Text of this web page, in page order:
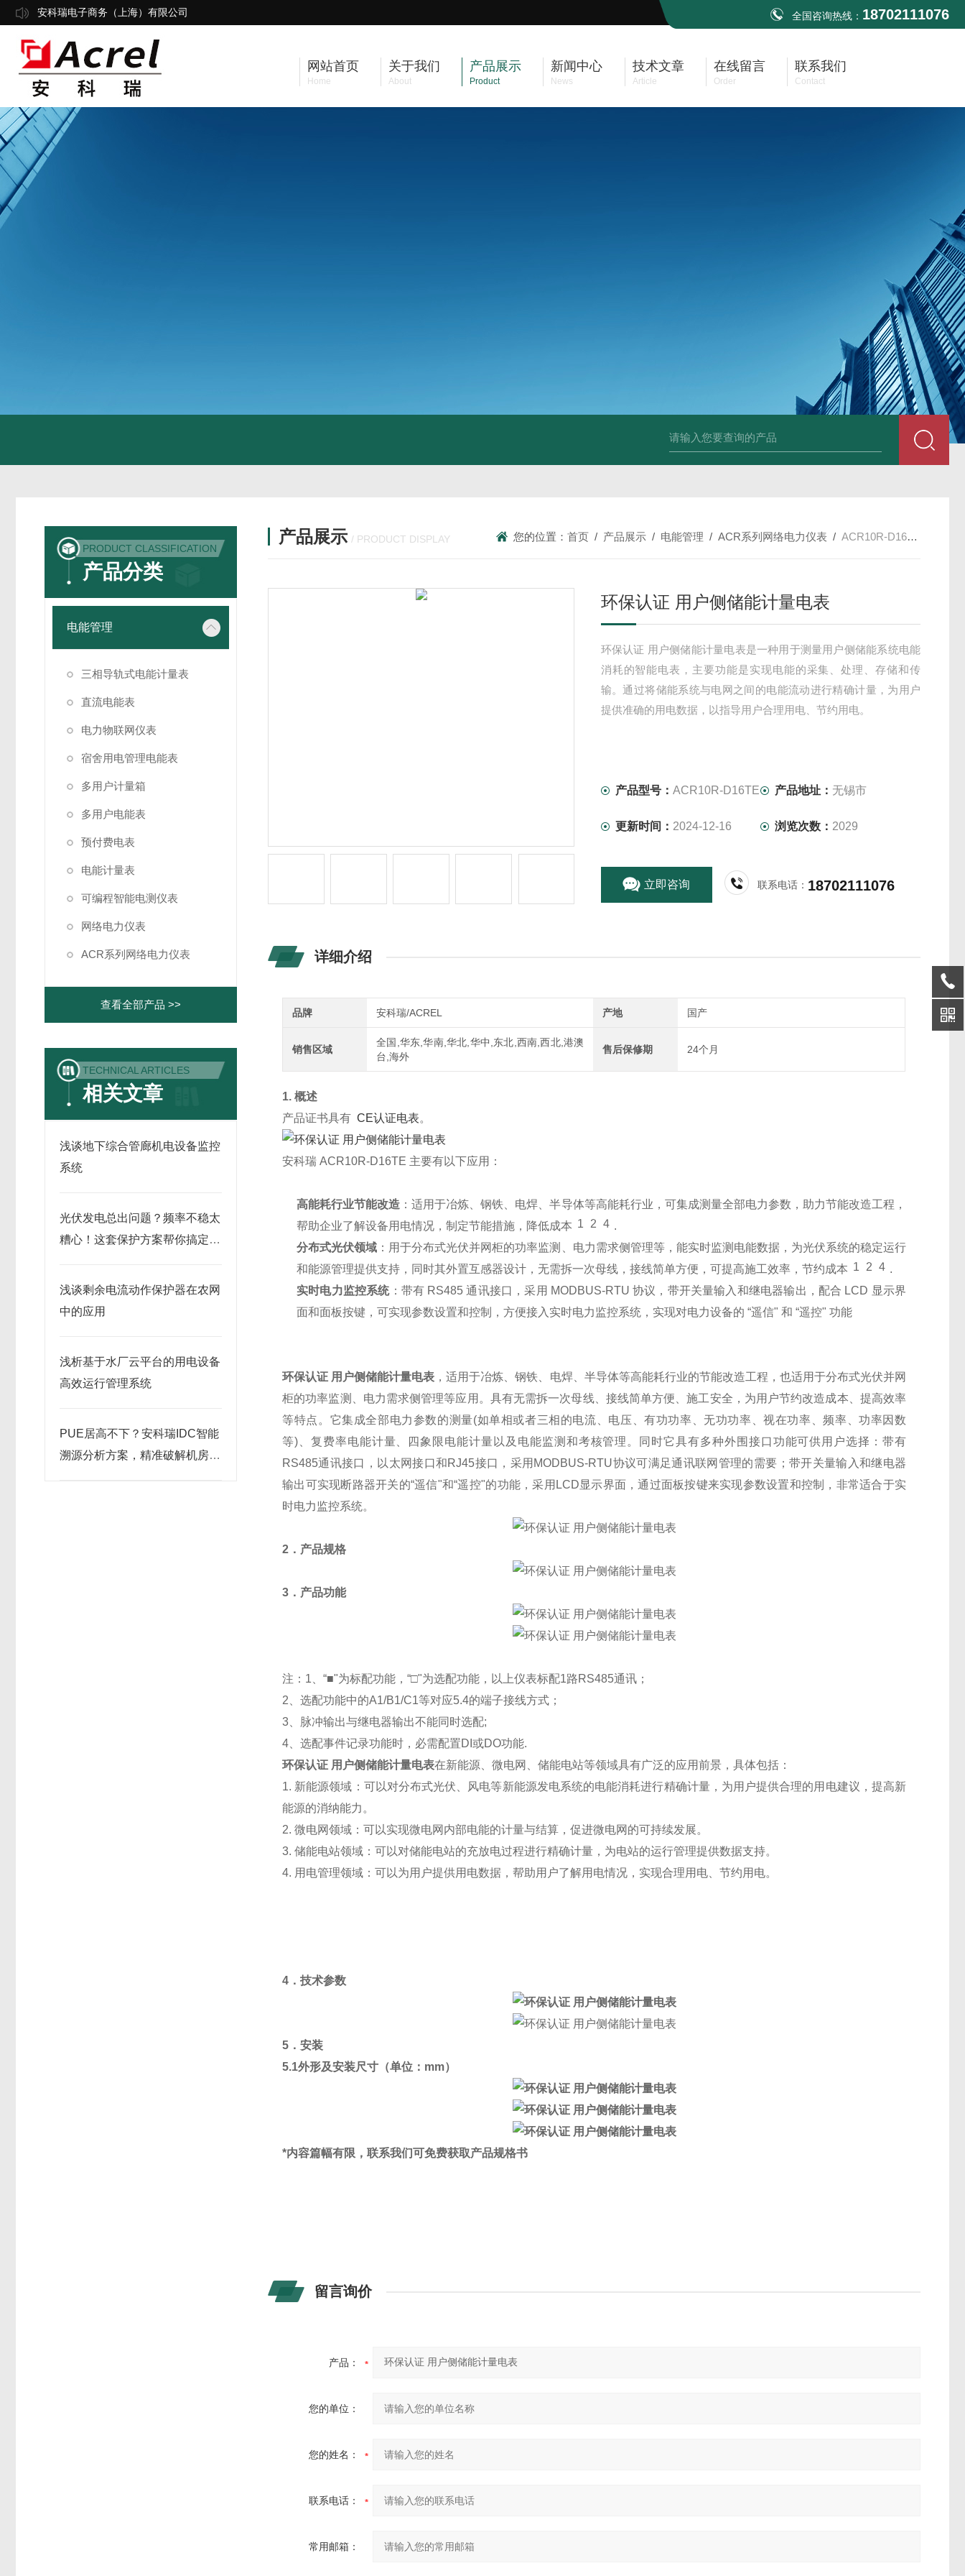
安科瑞电子商务（上海）有限公司 全国咨询热线： 18702111076
网站首页
Home
关于我们
About
产品展示
Product
新闻中心
News
技术文章
Article
在线留言
Order
联系我们
Contact
PRODUCT CLASSIFICATION
产品分类
电能管理
三相导轨式电能计量表
直流电能表
电力物联网仪表
宿舍用电管理电能表
多用户计量箱
多用户电能表
预付费电表
电能计量表
可编程智能电测仪表
网络电力仪表
ACR系列网络电力仪表
查看全部产品 >>
TECHNICAL ARTICLES
相关文章
浅谈地下综合管廊机电设备监控
系统
光伏发电总出问题？频率不稳太
糟心！这套保护方案帮你搞定发
浅谈剩余电流动作保护器在农网
中的应用
浅析基于水厂云平台的用电设备
高效运行管理系统
PUE居高不下？安科瑞IDC智能
溯源分析方案，精准破解机房节
产品展示 / PRODUCT DISPLAY 您的位置：首页 / 产品展示 / 电能管理 /ACR系列网络电力仪表 /ACR10R-D16TE环保认证 用户侧储能计量电表
环保认证 用户侧储能计量电表
环保认证 用户侧储能计量电表是一种用于测量用户侧储能系统电能
消耗的智能电表，主要功能是实现电能的采集、处理、存储和传
输。通过将储能系统与电网之间的电能流动进行精确计量，为用户
提供准确的用电数据，以指导用户合理用电、节约用电。
产品型号： ACR10R-D16TE 产品地址： 无锡市
更新时间： 2024-12-16 浏览次数： 2029
立即咨询 联系电话： 18702111076
详细介绍
品牌 安科瑞/ACREL 产地 国产
销售区域
全国,华东,华南,华北,华中,东北,西南,西北,港澳
台,海外
售后保修期 24个月
1. 概述
产品证书具有 CE认证电表。
安科瑞 ACR10R-D16TE 主要有以下应用：
高能耗行业节能改造 ：适用于冶炼、钢铁、电焊、半导体等高能耗行业，可集成测量全部电力参数，助力节能改造工程，
帮助企业了解设备用电情况，制定节能措施，降低成本 1 2 4 .
分布式光伏领域 ：用于分布式光伏并网柜的功率监测、电力需求侧管理等，能实时监测电能数据，为光伏系统的稳定运行
和能源管理提供支持，同时其外置互感器设计，无需拆一次母线，接线简单方便，可提高施工效率，节约成本 1 2 4 .
实时电力监控系统：带有 RS485 通讯接口，采用 MODBUS-RTU 协议，带开关量输入和继电器输出，配合 LCD 显示界
面和面板按键，可实现参数设置和控制，方便接入实时电力监控系统，实现对电力设备的 “遥信" 和 “遥控" 功能
环保认证 用户侧储能计量电表 ，适用于冶炼、钢铁、电焊、半导体等高能耗行业的节能改造工程，也适用于分布式光伏并网
柜的功率监测、电力需求侧管理等应用。具有无需拆一次母线、接线简单方便、施工安全，为用户节约改造成本、提高效率
等特点。它集成全部电力参数的测量(如单相或者三相的电流、电压、有功功率、无功功率、视在功率、频率、功率因数
等)、复费率电能计量、四象限电能计量以及电能监测和考核管理。同时它具有多种外围接口功能可供用户选择：带有
RS485通讯接口，以太网接口和RJ45接口，采用MODBUS-RTU协议可满足通讯联网管理的需要；带开关量输入和继电器
输出可实现断路器开关的“遥信"和“遥控"的功能，采用LCD显示界面，通过面板按键来实现参数设置和控制，非常适合于实
时电力监控系统。
2．产品规格
3．产品功能
注：1、“■"为标配功能，“□"为选配功能，以上仪表标配1路RS485通讯；
2、选配功能中的A1/B1/C1等对应5.4的端子接线方式；
3、脉冲输出与继电器输出不能同时选配;
4、选配事件记录功能时，必需配置DI或DO功能.
环保认证 用户侧储能计量电表在新能源、微电网、储能电站等领域具有广泛的应用前景，具体包括：
1. 新能源领域：可以对分布式光伏、风电等新能源发电系统的电能消耗进行精确计量，为用户提供合理的用电建议，提高新
能源的消纳能力。
2. 微电网领域：可以实现微电网内部电能的计量与结算，促进微电网的可持续发展。
3. 储能电站领域：可以对储能电站的充放电过程进行精确计量，为电站的运行管理提供数据支持。
4. 用电管理领域：可以为用户提供用电数据，帮助用户了解用电情况，实现合理用电、节约用电。
4．技术参数
5．安装
5.1外形及安装尺寸（单位：mm）
*内容篇幅有限，联系我们可免费获取产品规格书
留言询价
产品：
您的单位：
您的姓名：
联系电话：
常用邮箱：